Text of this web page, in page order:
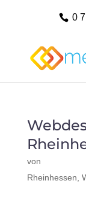
0
von
Rheinhessen